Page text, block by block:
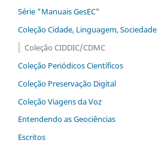
Série "Manuais GesEC"
Coleção Cidade, Linguagem, Sociedade
Coleção CIDDIC/CDMC
Coleção Periódicos Científicos
Coleção Preservação Digital
Coleção Viagens da Voz
Entendendo as Geociências
Escritos